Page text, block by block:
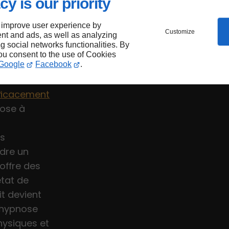
user experience by
and ads, as well as analyzing
social networks functionalities. By
consent to the use of Cookies
Facebook .
Customize
DU
à
un
des
de
devient
et